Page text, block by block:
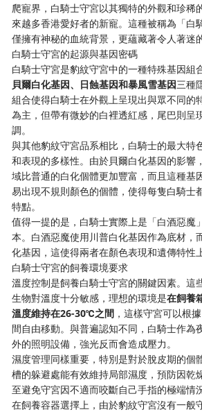
爬寵界，白騎士守宮以其獨特的外觀和珍稀
來越多香港愛好者的新寵。這種被稱為「白
僅擁有神秘的血統背景，更蘊藏著令人著迷
白騎士守宮的起源與基因密碼
白騎士守宮是豹紋守宮中的一種特殊基因組
貝爾白化基因、日蝕基因和暴風雪基因三種
組合使得白騎士在外觀上呈現出與眾不同的
為主，但帶有微妙的白裡透紅感，尾巴則呈
調。
與其他豹紋守宮品系相比，白騎士的最大特
和表現的多樣性。由於貝爾白化基因的影響
域比普通的白化個體更加豐富，而且這種基
易出現不規則顏色的個體，使得每隻白騎士
特點。
值得一提的是，白騎士實際上是「白酒惡魔
本。白酒惡魔使用川普白化基因作為底材，
化基因，這使得兩者在顏色表現和遺傳特性
白騎士守宮的飼養環境要求
溫度控制是飼養白騎士守宮的關鍵因素。這
生物對溫度十分敏感，理想的環境是在飼養
溫度維持在26-30℃之間 ，這樣守宮可以根
間自由移動。與普遍認知不同，白騎士作為
外的照明設備，強光反而會造成壓力。
濕度管理同樣重要，特別是對於脫皮期的個
槽的躲避處能有效維持局部濕度，預防因乾
至避免守宮因不適而咬斷自己手指的極端情況
在飼養容器選擇上，由於豹紋守宮沒有一般